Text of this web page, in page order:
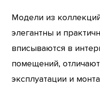
Модели из
элегантны и
вписываются в
помещений,
эксплуатации и